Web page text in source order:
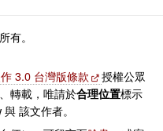
有。
3.0 台灣版條款
授權公眾
轉載，唯請於合理位置標示
該文作者。